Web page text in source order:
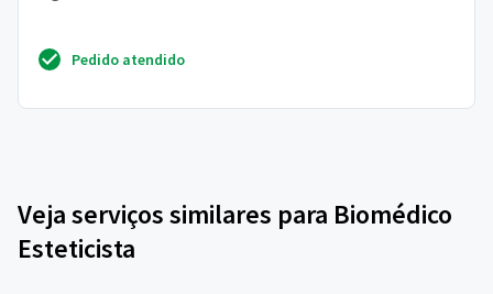
Pedido atendido
Veja serviços similares para Biomédico
Esteticista